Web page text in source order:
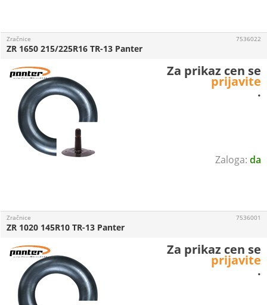
da
Zračnice
ZR 1650 215/225R16 TR-13 Panter
7536022
Za prikaz cen se
prijavite
.
Zračnice
ZR 1020 145R10 TR-13 Panter
7536001
Za prikaz cen se
prijavite
.